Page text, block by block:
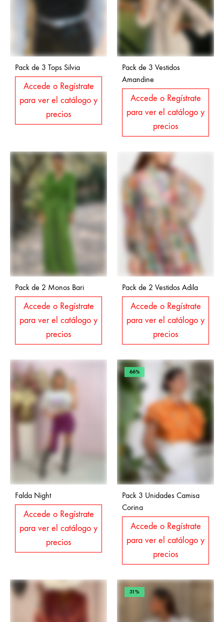
Pack de 3 Tops Silvia
Accede o Regístrate
para ver el catálogo y
precios
Pack de 3 Vestidos
Amandine
Accede o Regístrate
para ver el catálogo y
precios
Pack de 2 Monos Bari
Accede o Regístrate
para ver el catálogo y
precios
Pack de 2 Vestidos Adila
Accede o Regístrate
para ver el catálogo y
precios
Falda Night
Accede o Regístrate
para ver el catálogo y
precios
66%
Pack 3 Unidades Camisa
Corina
Accede o Regístrate
para ver el catálogo y
precios
31%